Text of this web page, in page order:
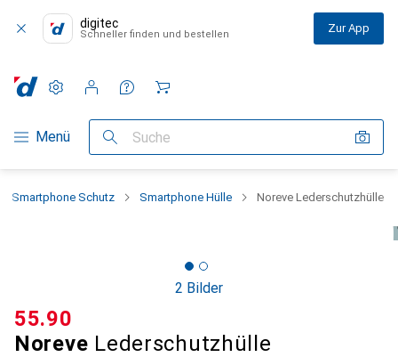
digitec
Schneller finden und bestellen Zur App
Navigation nach Kategorien
Menü Suche
Einstellungen
Kundenkonto
Vergleichslisten
Merklisten
Warenkorb
Smartphone Schutz Smartphone Hülle Noreve Lederschutzhülle
2 Bilder
Noreve Lederschutzhülle
CHF
55.90